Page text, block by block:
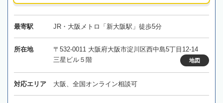
最寄駅 JR・大阪メトロ「新大阪駅」徒歩5分
所在地
〒532-0011 大阪府大阪市淀川区西中島5丁目12-14
三星ビル５階
地図
対応エリア 大阪、全国オンライン相談可